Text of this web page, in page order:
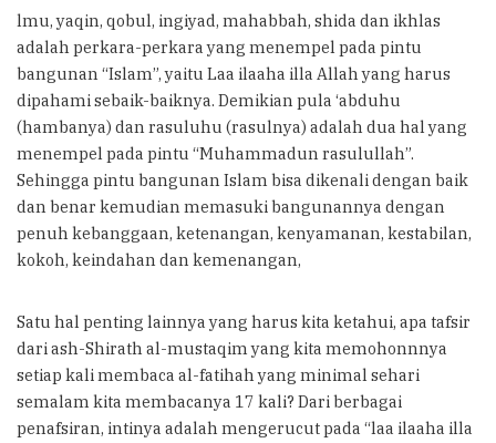
lmu, yaqin, qobul, ingiyad, mahabbah, shida dan ikhlas
adalah perkara-perkara yang menempel pada pintu
bangunan “Islam”, yaitu Laa ilaaha illa Allah yang harus
dipahami sebaik-baiknya. Demikian pula ‘abduhu
(hambanya) dan rasuluhu (rasulnya) adalah dua hal yang
menempel pada pintu “Muhammadun rasulullah”.
Sehingga pintu bangunan Islam bisa dikenali dengan baik
dan benar kemudian memasuki bangunannya dengan
penuh kebanggaan, ketenangan, kenyamanan, kestabilan,
kokoh, keindahan dan kemenangan,
Satu hal penting lainnya yang harus kita ketahui, apa tafsir
dari ash-Shirath al-mustaqim yang kita memohonnnya
setiap kali membaca al-fatihah yang minimal sehari
semalam kita membacanya 17 kali? Dari berbagai
penafsiran, intinya adalah mengerucut pada “laa ilaaha illa